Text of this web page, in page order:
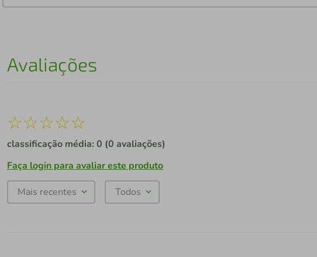
Avaliações
☆☆☆☆☆
classificação média: 0 (0 avaliações)
Faça login para avaliar este produto
Mais recentes Todos